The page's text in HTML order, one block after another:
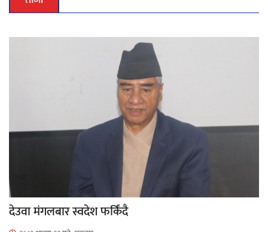
देउवा मंगलबार स्वदेश फर्किंदै